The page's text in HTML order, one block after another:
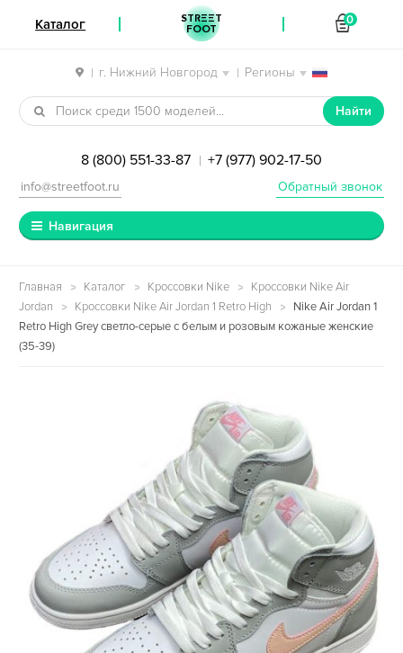
| г. Нижний Новгород | Регионы
Перейти к навигации
Перейти к содержимому
Найти
8 (800) 551-33-87 | +7 (977) 902-17-50
Обратный звонок
info@streetfoot.ru
Навигация
Главная Каталог Кроссовки Nike
Кроссовки Nike Air
Jordan
Кроссовки Nike Air Jordan 1 Retro High
Nike Air Jordan 1
Retro High Grey светло-серые с белым и розовым кожаные женские
(35-39)
Каталог STREET
FOOT
0